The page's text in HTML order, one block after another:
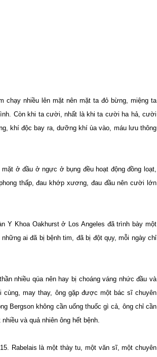
nhiều lên mặt nên mặt ta đỏ bừng, miệng ta
Còn khi ta cười, nhất là khi ta cười ha hả, cười
khí độc bay ra, dưỡng khí ùa vào, máu lưu thông
ở đầu ở ngực ở bụng đều hoạt động đồng loạt,
thấp, đau khớp xương, đau đầu nên cười lớn
Y Khoa Oakhurst ở Los Angeles đã trình bày một
ai đã bị bệnh tim, đã bị đột qụy, mỗi ngày chỉ
nhiều qúa nên hay bị choáng váng nhức đầu và
cùng, may thay, ông gặp được một bác sĩ chuyên
Bergson không cần uống thuốc gì cả, ông chỉ cần
và quả nhiên ông hết bệnh.
Rabelais là một thày tu, một văn sĩ, một chuyên